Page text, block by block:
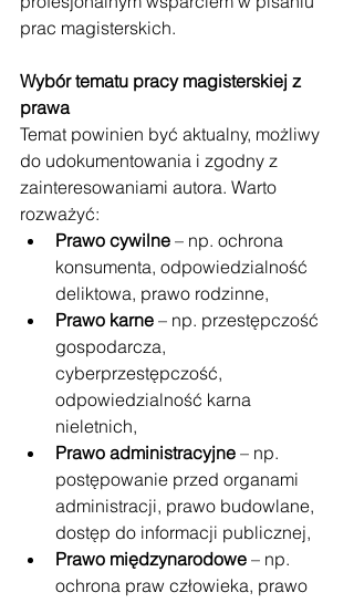
prac magisterskich.
Wybór tematu pracy magisterskiej z
prawa
Temat powinien być aktualny, możliwy
do udokumentowania i zgodny z
zainteresowaniami autora. Warto
rozważyć:
Prawo cywilne – np. ochrona
konsumenta, odpowiedzialność
deliktowa, prawo rodzinne,
Prawo karne – np. przestępczość
gospodarcza,
cyberprzestępczość,
odpowiedzialność karna
nieletnich,
Prawo administracyjne – np.
postępowanie przed organami
administracji, prawo budowlane,
dostęp do informacji publicznej,
Prawo międzynarodowe – np.
ochrona praw człowieka, prawo